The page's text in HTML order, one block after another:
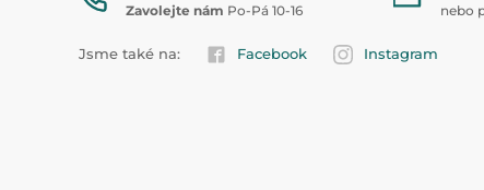
Zavolejte nám Po-Pá 10-16 nebo
Jsme také na: Facebook Instagram